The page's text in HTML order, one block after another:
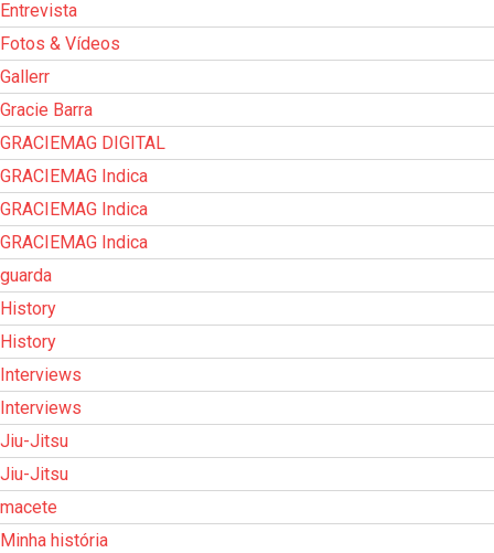
Entrevista
Fotos & Vídeos
Gallerr
Gracie Barra
GRACIEMAG DIGITAL
GRACIEMAG Indica
GRACIEMAG Indica
GRACIEMAG Indica
guarda
History
History
Interviews
Interviews
Jiu-Jitsu
Jiu-Jitsu
macete
Minha história